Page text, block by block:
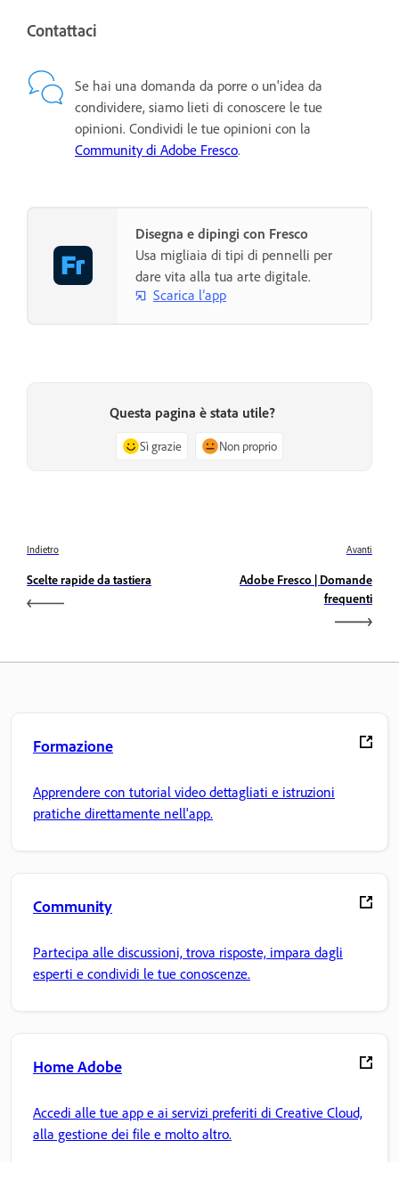
Contattaci
Se hai una domanda da porre o un'idea da
condividere, siamo lieti di conoscere le tue
opinioni. Condividi le tue opinioni con la
Community di Adobe Fresco.
Disegna e dipingi con Fresco
Usa migliaia di tipi di pennelli per
dare vita alla tua arte digitale.
Scarica l’app
Questa pagina è stata utile?
Sì grazie Non proprio
Indietro
Scelte rapide da tastiera
Avanti
Adobe Fresco | Domande
frequenti
Formazione
Apprendere con tutorial video dettagliati e istruzioni
pratiche direttamente nell'app.
Community
Partecipa alle discussioni, trova risposte, impara dagli
esperti e condividi le tue conoscenze.
Home Adobe
Accedi alle tue app e ai servizi preferiti di Creative Cloud,
alla gestione dei file e molto altro.